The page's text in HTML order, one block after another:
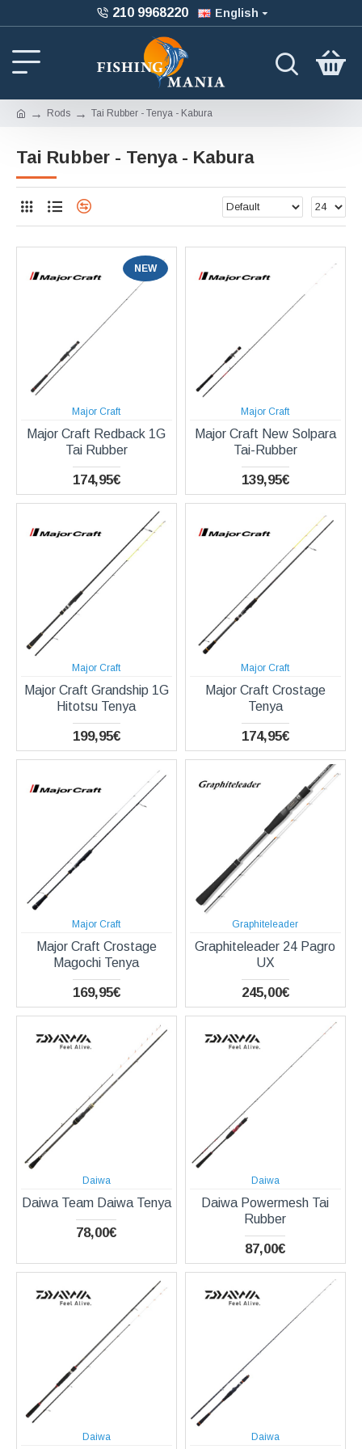
210 9968220 English
Rods Tai Rubber - Tenya - Kabura
Tai Rubber - Tenya - Kabura
NEW
Major Craft
Major Craft Redback 1G
Tai Rubber
174,95€
Major Craft
Major Craft New Solpara
Tai-Rubber
139,95€
Major Craft
Major Craft Grandship 1G
Hitotsu Tenya
199,95€
Major Craft
Major Craft Crostage
Tenya
174,95€
Major Craft
Major Craft Crostage
Magochi Tenya
169,95€
Graphiteleader
Graphiteleader 24 Pagro
UX
245,00€
Daiwa
Daiwa Team Daiwa Tenya
78,00€
Daiwa
Daiwa Powermesh Tai
Rubber
87,00€
Daiwa Daiwa